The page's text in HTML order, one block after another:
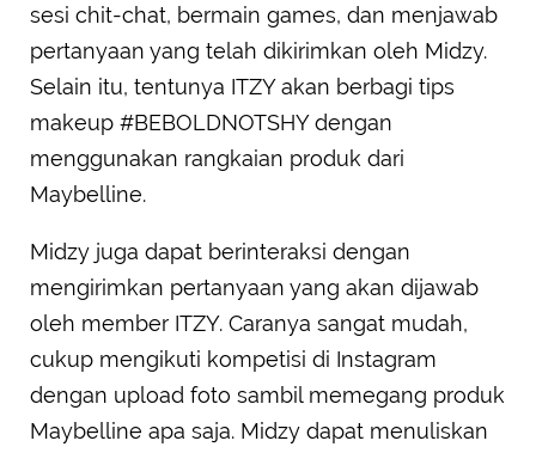
sesi chit-chat, bermain games, dan menjawab
pertanyaan yang telah dikirimkan oleh Midzy.
Selain itu, tentunya ITZY akan berbagi tips
makeup #BEBOLDNOTSHY dengan
menggunakan rangkaian produk dari
Maybelline.
Midzy juga dapat berinteraksi dengan
mengirimkan pertanyaan yang akan dijawab
oleh member ITZY. Caranya sangat mudah,
cukup mengikuti kompetisi di Instagram
dengan upload foto sambil memegang produk
Maybelline apa saja. Midzy dapat menuliskan